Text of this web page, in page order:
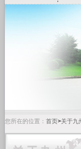
您所在的位置： 首页>关于九